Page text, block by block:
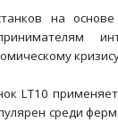
на
LT10
среди